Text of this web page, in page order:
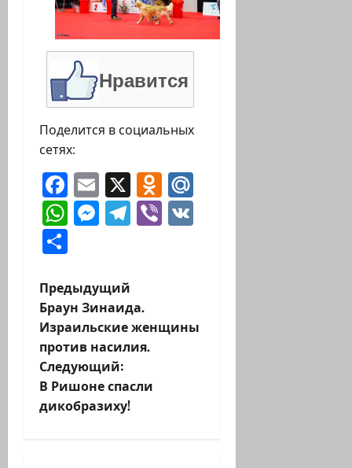
Нравится
Поделится в социальных
сетях:
Facebook
Email
X Odnoklassniki
WhatsApp
Messenger
Telegram
Viber
Н
а
в
и
г
Предыдущий
Браун Зинаида.
Израильские женщины
против насилия.
Следующий:
В Ришоне спасли
дикобразиху!